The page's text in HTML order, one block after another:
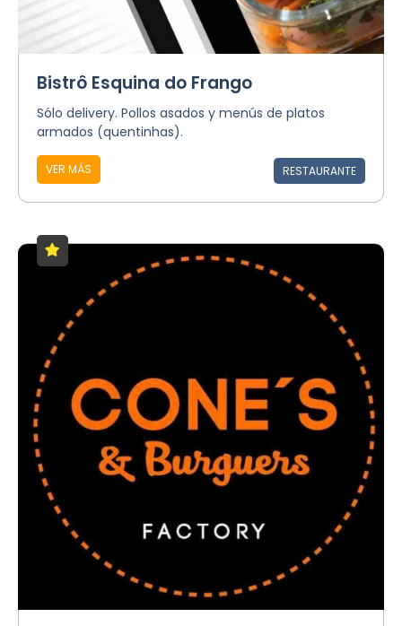
Bistrô Esquina do Frango
Sólo delivery. Pollos asados y menús de platos
armados (quentinhas).
VER MÁS RESTAURANTE